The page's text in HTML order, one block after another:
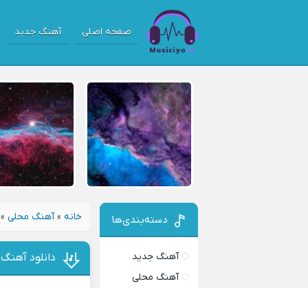
صفحه اصلی آهنگ جدید
خانه »آهنگ محلی
دانلود
دسته‌بندی‌ها
آهنگ جدید
آهنگ محلی